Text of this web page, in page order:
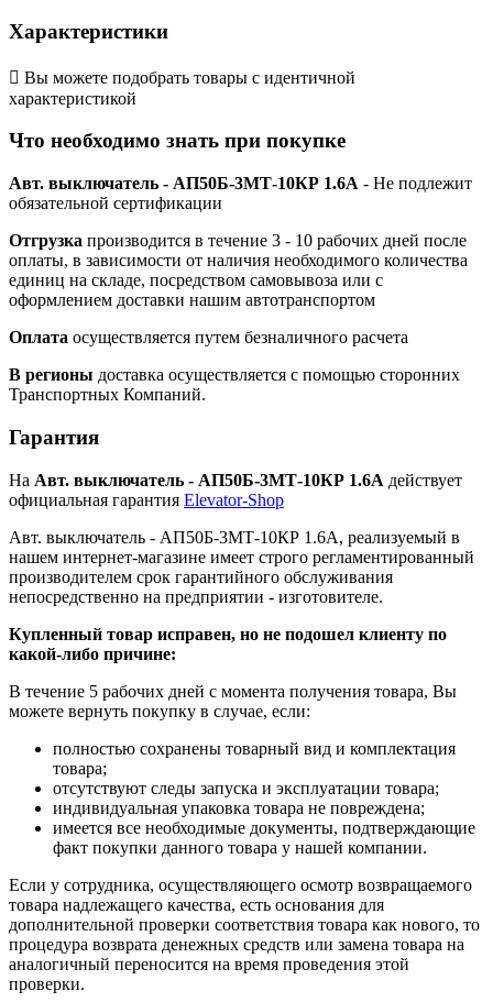
Характеристики
 Вы можете подобрать товары с идентичной
характеристикой
Что необходимо знать при покупке
Авт. выключатель - АП50Б-3МТ-10КР 1.6А - Не подлежит
обязательной сертификации
Отгрузка производится в течение 3 - 10 рабочих дней после
оплаты, в зависимости от наличия необходимого количества
единиц на складе, посредством самовывоза или с
оформлением доставки нашим автотранспортом
Оплата осуществляется путем безналичного расчета
В регионы доставка осуществляется с помощью сторонних
Транспортных Компаний.
Гарантия
На Авт. выключатель - АП50Б-3МТ-10КР 1.6А действует
официальная гарантия Elevator-Shop
Авт. выключатель - АП50Б-3МТ-10КР 1.6А, реализуемый в
нашем интернет-магазине имеет строго регламентированный
производителем срок гарантийного обслуживания
непосредственно на предприятии - изготовителе.
Купленный товар исправен, но не подошел клиенту по
какой-либо причине:
В течение 5 рабочих дней с момента получения товара, Вы
можете вернуть покупку в случае, если:
полностью сохранены товарный вид и комплектация
товара;
отсутствуют следы запуска и эксплуатации товара;
индивидуальная упаковка товара не повреждена;
имеется все необходимые документы, подтверждающие
факт покупки данного товара у нашей компании.
Если у сотрудника, осуществляющего осмотр возвращаемого
товара надлежащего качества, есть основания для
дополнительной проверки соответствия товара как нового, то
процедура возврата денежных средств или замена товара на
аналогичный переносится на время проведения этой
проверки.